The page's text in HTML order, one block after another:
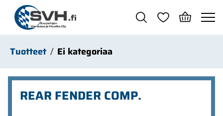
Siirry pääsisältöön
Tuotteet Ei kategoriaa
REAR FENDER COMP.